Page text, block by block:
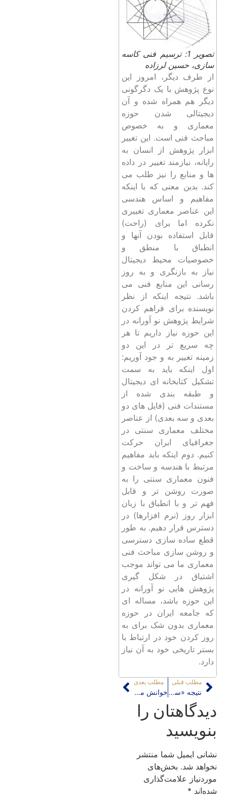
تصویر 1: ترسیم فنی کاسه
سازی، حسین لرزاده
از طرف دیگر، امروز این
نوع پژوهش با یک دگرگونی
دیگر هم همراه شده و آن
دیجیتالی شدن حوزه
معماری و به خصوص
مباحث فنی است. این تغییر
ابزار پژوهش از انسان به
رایانه، نیازمند تغییر در داده‌
ها و منابع را نیز طلب می
کند. بدین معنی که با اینکه
مفاهیم و اساس هندسی
این عناصر معماری تغییری
نکرده اما برای (راحت)
قابل استفاده بودن آنها و
انطباق با منطق و
خصوصیات محیط دیجیتال
نیاز به بازنگری و به روز
رسانی این منابع فنی می
باشد. نتیجه اینکه از نظر
نویسنده برای فراهم کردن
شرایط پژوهش نو آورانه در
این حوزه نیاز داریم تا هر
چه سریع‌ تر در این دو
زمینه تغییر به و جود آوریم:
اول اینکه باید به سمت
تشکیل کتابخانه ای دیجیتال
و طبقه بندی شده از
مستندات فنی (فایل های دو
بعدی و سه بعدی) از عناصر
مختلف معماری سنتی در
جغرافیای ایران حرکت
کنیم. دوم اینکه باید مفاهیم
مرتبط با هندسه و ساخت و
فنون معماری سنتی را به
صورت روشن تر و قابل
فهم تر و با انطباق با زبان
ابزار روز (نرم افزار‌ها) در
دسترس قرار دهیم. به طور
قطع ساده سازی دسترسی
و روشن سازی مباحث فنی
معماری ما می تواند موجب
اشتیاق در شکل گیری
پژوهش هایی نو آورانه در
این حوزه باشد، مساله ای
که جامعه ایران در حوزه
معماری بدون شک برای به
روز کردن خود در ارتباط با
بستر تاریخی خود به آن نیاز
دارد.
مطلب قبلی
نتیجه «سیاستهای شهری سازمانی» و «همبستگی محلی» در منطقه لشگرآباد اهواز
مطلب بعدی
خوانش مجسمه‌های شهری میادین تهران متناظر با ساختارهای اجتماعی
دیدگاهتان را
بنویسید
نشانی ایمیل شما منتشر
نخواهد شد. بخش‌های
موردنیاز علامت‌گذاری
شده‌اند *